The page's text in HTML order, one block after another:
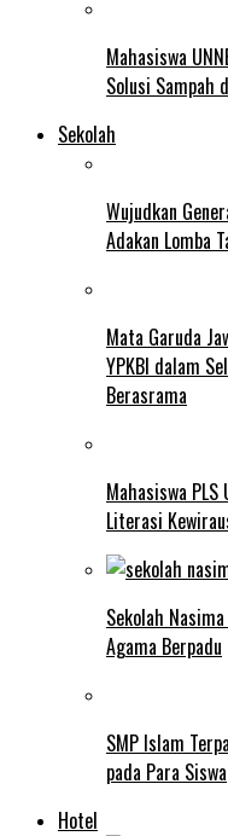
Mahasiswa
Solusi Sampah
Sekolah
Wujudkan
Adakan Lomba
Mata Garuda
YPKBI dalam
Berasrama
Mahasiswa
Literasi
Sekolah
Agama Berpadu
SMP Islam
pada Para Siswa
Hotel